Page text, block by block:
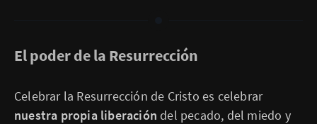
El poder de la Resurrección
Celebrar la Resurrección de Cristo es celebrar
nuestra propia liberación del pecado, del miedo y